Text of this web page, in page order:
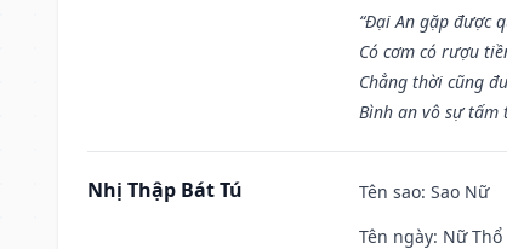
“Đại An gặp được
Có cơm có rượu
Chẳng thời cũng
Bình an vô sự tấm
Nhị Thập Bát Tú Tên sao: Sao Nữ
Tên ngày: Nữ